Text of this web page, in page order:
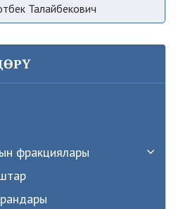
Талайбекович
фракциялары